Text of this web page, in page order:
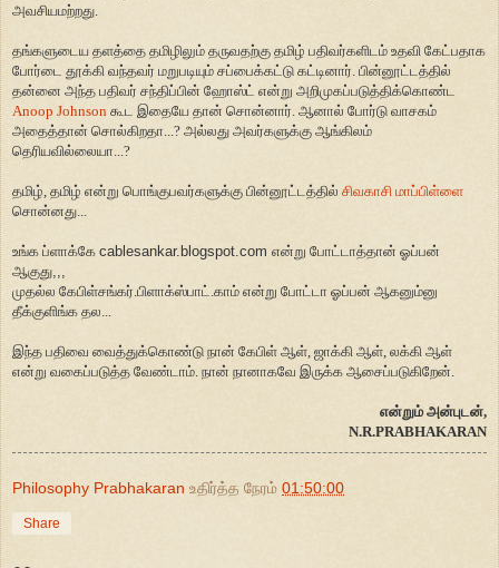
அவசியமற்றது.
தங்களுடைய தளத்தை தமிழிலும் தருவதற்கு தமிழ் பதிவர்களிடம் உதவி கேட்பதாக
போர்டை தூக்கி வந்தவர் மறுபடியும் சப்பைக்கட்டு கட்டினார். பின்னூட்டத்தில்
தன்னை அந்த பதிவர் சந்திப்பின் ஹோஸ்ட் என்று அறிமுகப்படுத்திக்கொண்ட
Anoop Johnson கூட இதையே தான் சொன்னார். ஆனால் போர்டு வாசகம்
அதைத்தான் சொல்கிறதா...? அல்லது அவர்களுக்கு ஆங்கிலம்
தெரியவில்லையா...?
தமிழ், தமிழ் என்று பொங்குபவர்களுக்கு பின்னூட்டத்தில் சிவகாசி மாப்பிள்ளை
சொன்னது...
உங்க ப்ளாக்கே cablesankar.blogspot.com என்று போட்டாத்தான் ஓப்பன்
ஆகுது
முதல்ல கேபிள்சங்கர்.பிளாக்ஸ்பாட்.காம் என்று போட்டா ஓப்பன் ஆகனும்னு
தீக்குளிங்க தல...
இந்த பதிவை வைத்துக்கொண்டு நான் கேபிள் ஆள், ஜாக்கி ஆள், லக்கி ஆள்
என்று வகைப்படுத்த வேண்டாம். நான் நானாகவே இருக்க ஆசைப்படுகிறேன்.
என்றும் அன்புடன்,
N.R.PRABHAKARAN
Philosophy Prabhakaran உதிர்த்த நேரம் 01:50:00
Share